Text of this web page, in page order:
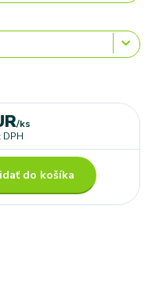
/ks
DPH
do košíka